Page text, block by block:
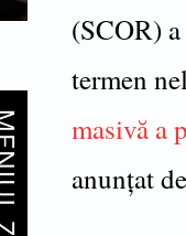
(SCOR)
termen
masivă a
anunțat